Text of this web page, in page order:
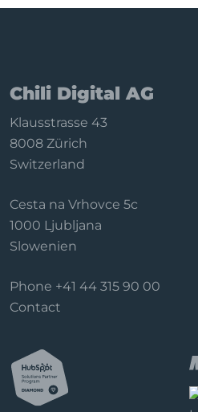
Chili Digital AG
Klausstrasse 43
8008 Zürich
Switzerland
Cesta na Vrhovce 5c
1000 Ljubljana
Slowenien
Phone +41 44 315 90 00
Contact